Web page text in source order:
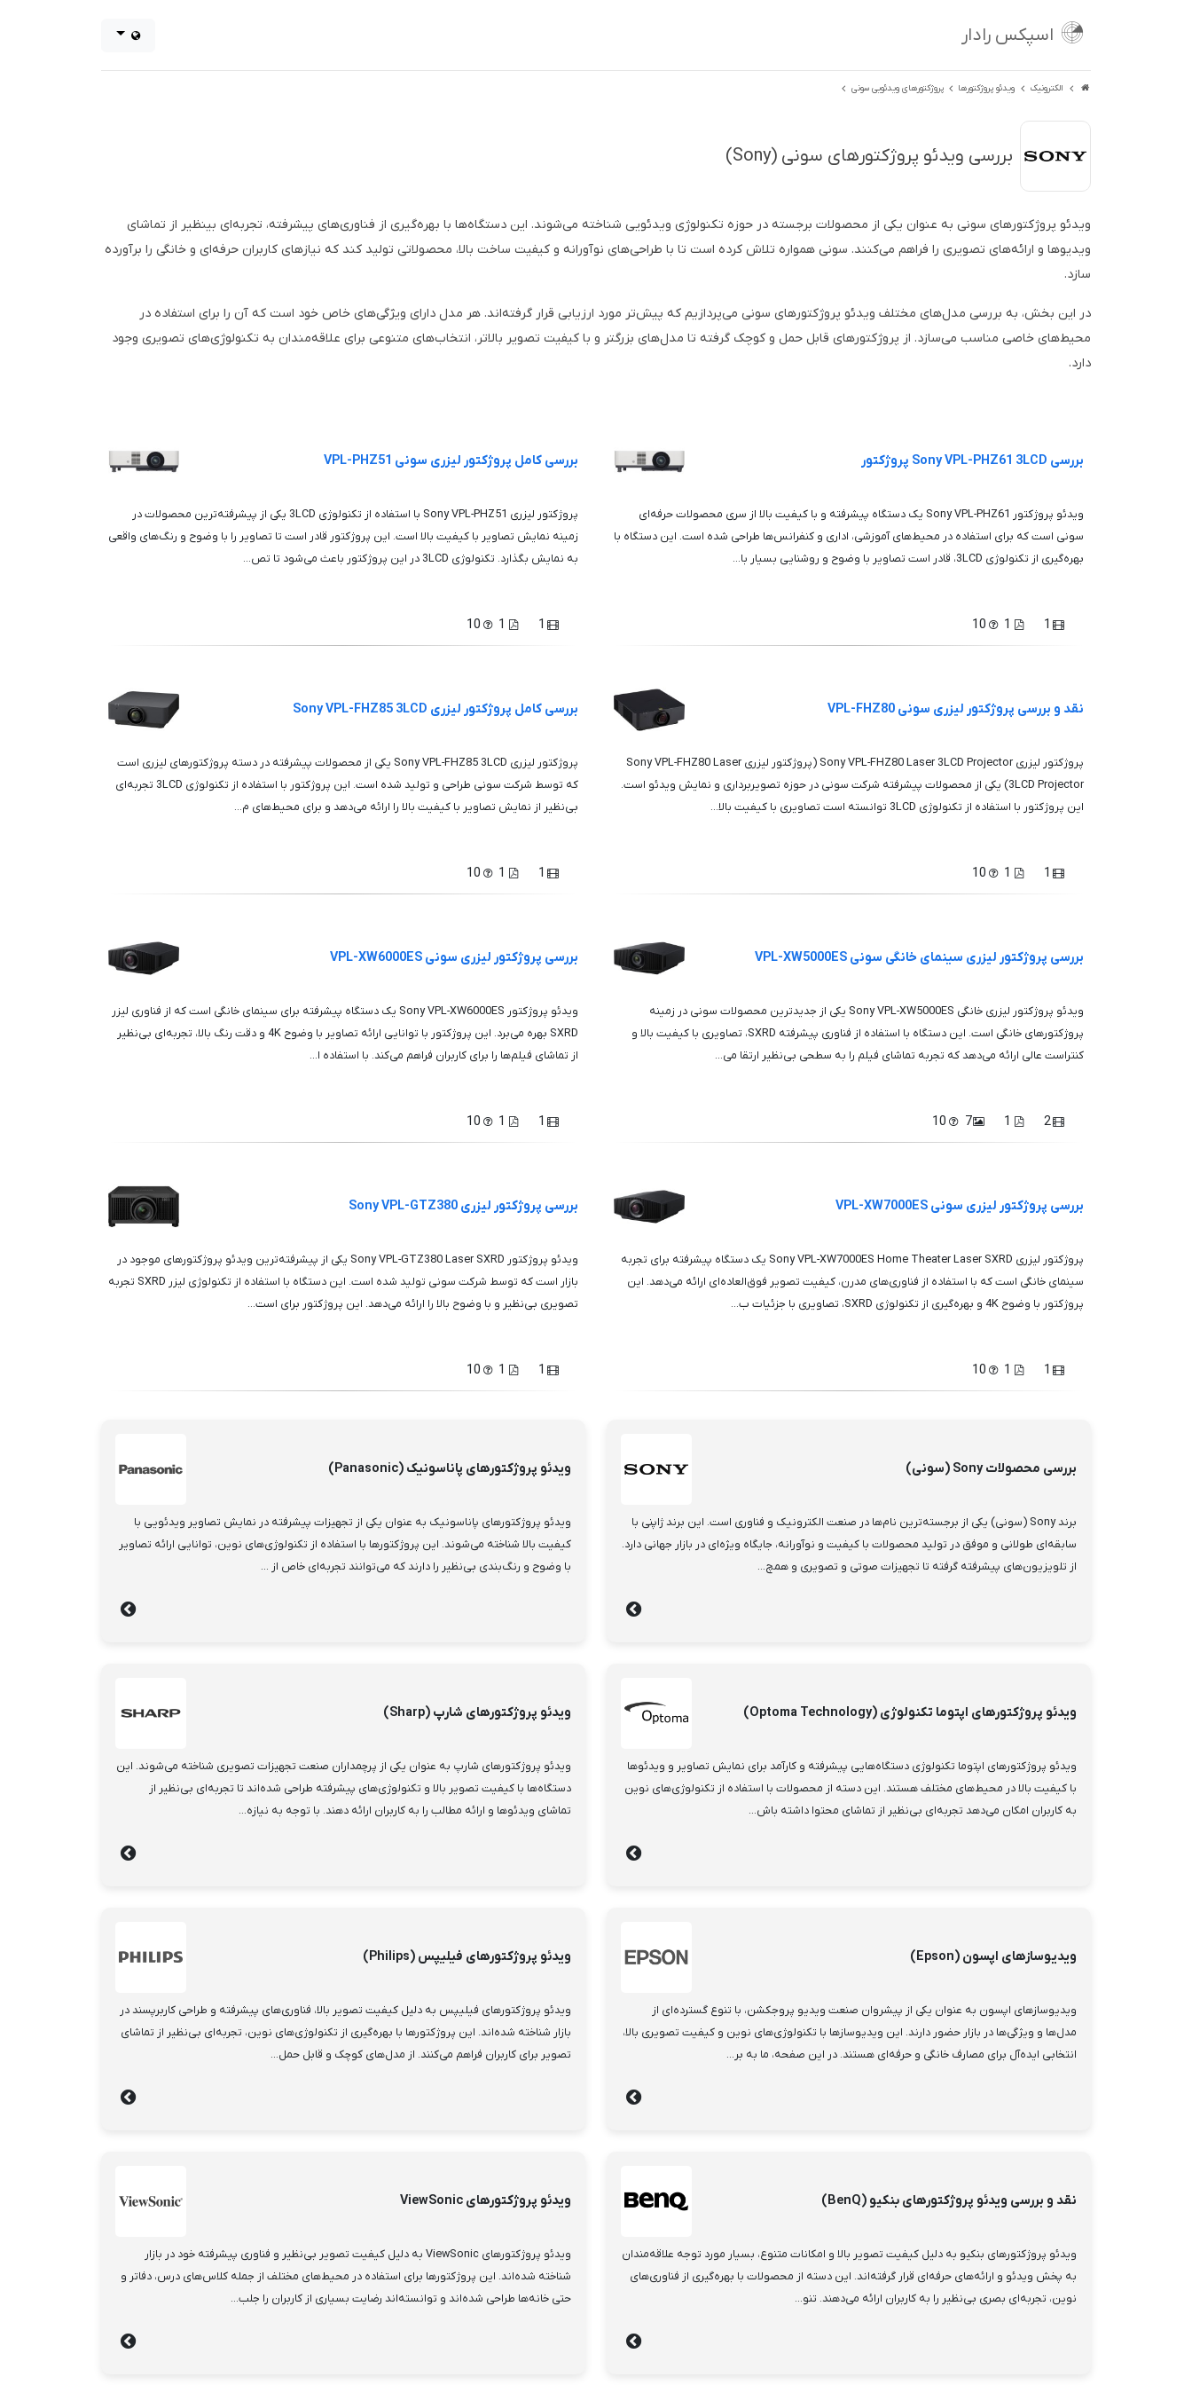
اسپکس رادار
الکترونیک ویدئو پروژکتورها پروژکتورهای ویدئویی سونی
بررسی ویدئو پروژکتورهای سونی (Sony)
ویدئو پروژکتورهای سونی به عنوان یکی از محصولات برجسته در حوزه تکنولوژی ویدئویی شناخته می‌شوند. این دستگاه‌ها با بهره‌گیری از فناوری‌های پیشرفته، تجربه‌ای بینظیر از تماشای
ویدیوها و ارائه‌های تصویری را فراهم می‌کنند. سونی همواره تلاش کرده است تا با طراحی‌های نوآورانه و کیفیت ساخت بالا، محصولاتی تولید کند که نیازهای کاربران حرفه‌ای و خانگی را برآورده
سازد.
در این بخش، به بررسی مدل‌های مختلف ویدئو پروژکتورهای سونی می‌پردازیم که پیش‌تر مورد ارزیابی قرار گرفته‌اند. هر مدل دارای ویژگی‌های خاص خود است که آن را برای استفاده در
محیط‌های خاصی مناسب می‌سازد. از پروژکتورهای قابل حمل و کوچک گرفته تا مدل‌های بزرگتر و با کیفیت تصویر بالاتر، انتخاب‌های متنوعی برای علاقه‌مندان به تکنولوژی‌های تصویری وجود
دارد.
بررسی Sony VPL-PHZ61 3LCD پروژکتور
ویدئو پروژکتور Sony VPL-PHZ61 یک دستگاه پیشرفته و با کیفیت بالا از سری محصولات حرفه‌ای
سونی است که برای استفاده در محیط‌های آموزشی، اداری و کنفرانس‌ها طراحی شده است. این دستگاه با
بهره‌گیری از تکنولوژی 3LCD، قادر است تصاویر با وضوح و روشنایی بسیار با...
1
1
10
بررسی کامل پروژکتور لیزری سونی VPL-PHZ51
پروژکتور لیزری Sony VPL-PHZ51 با استفاده از تکنولوژی 3LCD یکی از پیشرفته‌ترین محصولات در
زمینه نمایش تصاویر با کیفیت بالا است. این پروژکتور قادر است تا تصاویر را با وضوح و رنگ‌های واقعی
به نمایش بگذارد. تکنولوژی 3LCD در این پروژکتور باعث می‌شود تا تص...
1
1
10
نقد و بررسی پروژکتور لیزری سونی VPL-FHZ80
پروژکتور لیزری Sony VPL-FHZ80 Laser 3LCD Projector (پروژکتور لیزری Sony VPL-FHZ80 Laser
3LCD Projector) یکی از محصولات پیشرفته شرکت سونی در حوزه تصویربرداری و نمایش ویدئو است.
این پروژکتور با استفاده از تکنولوژی 3LCD توانسته است تصاویری با کیفیت بالا...
1
1
10
بررسی کامل پروژکتور لیزری Sony VPL-FHZ85 3LCD
پروژکتور لیزری Sony VPL-FHZ85 3LCD یکی از محصولات پیشرفته در دسته پروژکتورهای لیزری است
که توسط شرکت سونی طراحی و تولید شده است. این پروژکتور با استفاده از تکنولوژی 3LCD تجربه‌ای
بی‌نظیر از نمایش تصاویر با کیفیت بالا را ارائه می‌دهد و برای محیط‌های م...
1
1
10
بررسی پروژکتور لیزری سینمای خانگی سونی VPL-XW5000ES
ویدئو پروژکتور لیزری خانگی Sony VPL-XW5000ES یکی از جدیدترین محصولات سونی در زمینه
پروژکتورهای خانگی است. این دستگاه با استفاده از فناوری پیشرفته SXRD، تصاویری با کیفیت بالا و
کنتراست عالی ارائه می‌دهد که تجربه تماشای فیلم را به سطحی بی‌نظیر ارتقا می...
2
1
7
10
بررسی پروژکتور لیزری سونی VPL-XW6000ES
ویدئو پروژکتور Sony VPL-XW6000ES یک دستگاه پیشرفته برای سینمای خانگی است که از فناوری لیزر
SXRD بهره می‌برد. این پروژکتور با توانایی ارائه تصاویر با وضوح 4K و دقت رنگ بالا، تجربه‌ای بی‌نظیر
از تماشای فیلم‌ها را برای کاربران فراهم می‌کند. با استفاده ا...
1
1
10
بررسی پروژکتور لیزری سونی VPL-XW7000ES
پروژکتور لیزری Sony VPL-XW7000ES Home Theater Laser SXRD یک دستگاه پیشرفته برای تجربه
سینمای خانگی است که با استفاده از فناوری‌های مدرن، کیفیت تصویر فوق‌العاده‌ای ارائه می‌دهد. این
پروژکتور با وضوح 4K و بهره‌گیری از تکنولوژی SXRD، تصاویری با جزئیات ب...
1
1
10
بررسی پروژکتور لیزری Sony VPL-GTZ380
ویدئو پروژکتور Sony VPL-GTZ380 Laser SXRD یکی از پیشرفته‌ترین ویدئو پروژکتورهای موجود در
بازار است که توسط شرکت سونی تولید شده است. این دستگاه با استفاده از تکنولوژی لیزر SXRD تجربه
تصویری بی‌نظیر و با وضوح بالا را ارائه می‌دهد. این پروژکتور برای است...
1
1
10
بررسی محصولات Sony (سونی)
برند Sony (سونی) یکی از برجسته‌ترین نام‌ها در صنعت الکترونیک و فناوری است. این برند ژاپنی با
سابقه‌ای طولانی و موفق در تولید محصولات با کیفیت و نوآورانه، جایگاه ویژه‌ای در بازار جهانی دارد.
از تلویزیون‌های پیشرفته گرفته تا تجهیزات صوتی و تصویری و همچ...
ویدئو پروژکتورهای پاناسونیک (Panasonic)
ویدئو پروژکتورهای پاناسونیک به عنوان یکی از تجهیزات پیشرفته در نمایش تصاویر ویدئویی با
کیفیت بالا شناخته می‌شوند. این پروژکتورها با استفاده از تکنولوژی‌های نوین، توانایی ارائه تصاویر
با وضوح و رنگ‌بندی بی‌نظیر را دارند که می‌توانند تجربه‌ای خاص از ...
ویدئو پروژکتورهای اپتوما تکنولوژی (Optoma Technology)
ویدئو پروژکتورهای اپتوما تکنولوژی دستگاه‌هایی پیشرفته و کارآمد برای نمایش تصاویر و ویدئوها
با کیفیت بالا در محیط‌های مختلف هستند. این دسته از محصولات با استفاده از تکنولوژی‌های نوین
به کاربران امکان می‌دهد تجربه‌ای بی‌نظیر از تماشای محتوا داشته باش...
ویدئو پروژکتورهای شارپ (Sharp)
ویدئو پروژکتورهای شارپ به عنوان یکی از پرچمداران صنعت تجهیزات تصویری شناخته می‌شوند. این
دستگاه‌ها با کیفیت تصویر بالا و تکنولوژی‌های پیشرفته طراحی شده‌اند تا تجربه‌ای بی‌نظیر از
تماشای ویدئوها و ارائه مطالب را به کاربران ارائه دهند. با توجه به نیازه...
ویدیوسازهای اپسون (Epson)
ویدیوسازهای اپسون به عنوان یکی از پیشروان صنعت ویدیو پروجکشن، با تنوع گسترده‌ای از
مدل‌ها و ویژگی‌ها در بازار حضور دارند. این ویدیوسازها با تکنولوژی‌های نوین و کیفیت تصویری بالا،
انتخابی ایده‌آل برای مصارف خانگی و حرفه‌ای هستند. در این صفحه، ما به بر...
ویدئو پروژکتورهای فیلیپس (Philips)
ویدئو پروژکتورهای فیلیپس به دلیل کیفیت تصویر بالا، فناوری‌های پیشرفته و طراحی کاربرپسند در
بازار شناخته شده‌اند. این پروژکتورها با بهره‌گیری از تکنولوژی‌های نوین، تجربه‌ای بی‌نظیر از تماشای
تصویر برای کاربران فراهم می‌کنند. از مدل‌های کوچک و قابل حمل...
نقد و بررسی ویدئو پروژکتورهای بنکیو (BenQ)
ویدئو پروژکتورهای بنکیو به دلیل کیفیت تصویر بالا و امکانات متنوع، بسیار مورد توجه علاقه‌مندان
به پخش ویدئو و ارائه‌های حرفه‌ای قرار گرفته‌اند. این دسته از محصولات با بهره‌گیری از فناوری‌های
نوین، تجربه‌ای بصری بی‌نظیر را به کاربران ارائه می‌دهند. تنو...
ویدئو پروژکتورهای ViewSonic
ویدئو پروژکتورهای ViewSonic به دلیل کیفیت تصویر بی‌نظیر و فناوری پیشرفته خود در بازار
شناخته شده‌اند. این پروژکتورها برای استفاده در محیط‌های مختلف از جمله کلاس‌های درس، دفاتر و
حتی خانه‌ها طراحی شده‌اند و توانسته‌اند رضایت بسیاری از کاربران را جلب...